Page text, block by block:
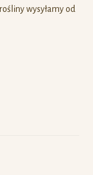
wysyłamy od